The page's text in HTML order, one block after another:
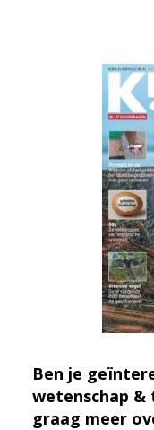
Ben je
wetenschap &
graag meer